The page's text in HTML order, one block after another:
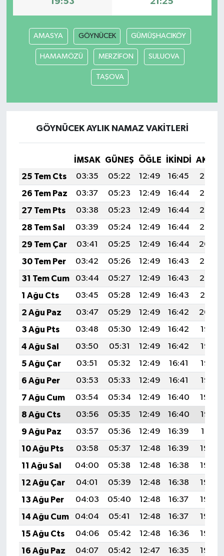
AMASYA GÖYNÜCEK GÜMÜŞHACIKÖY
HAMAMÖZÜ MERZİFON SULUOVA
TAŞOVA
GÖYNÜCEK AYLIK NAMAZ VAKITLERI
İMSAK GÜNEŞ ÖĞLE İKINDI
25 Tem Cts
03:35 05:22 12:49 16:45
20:07
26 Tem Paz
03:37 05:23 12:49 16:44
20:06
27 Tem Pts
03:38 05:23 12:49 16:44
20:06
28 Tem Sal
03:39 05:24 12:49 16:44
20:05
29 Tem Çar
03:41 05:25 12:49 16:44
20:04
30 Tem Per
03:42 05:26 12:49 16:43
20:03
31 Tem Cum
03:44 05:27 12:49 16:43
20:02
1 Ağu Cts
03:45 05:28 12:49 16:43
20:01
2 Ağu Paz
03:47 05:29 12:49 16:42
20:00
3 Ağu Pts
03:48 05:30 12:49 16:42
19:58
4 Ağu Sal
03:50 05:31 12:49 16:42
19:57
5 Ağu Çar
03:51 05:32 12:49 16:41
19:56
6 Ağu Per
03:53 05:33 12:49 16:41
19:55
7 Ağu Cum
03:54 05:34 12:49 16:40
19:54
8 Ağu Cts
03:56 05:35 12:49 16:40
19:53
9 Ağu Paz
03:57 05:36 12:49 16:39
19:51
10 Ağu Pts
03:58 05:37 12:48 16:39
19:50
11 Ağu Sal
04:00 05:38 12:48 16:38
19:49
12 Ağu Çar
04:01 05:39 12:48 16:38
19:48
13 Ağu Per
04:03 05:40 12:48 16:37
19:46
14 Ağu Cum
04:04 05:41 12:48 16:37
19:45
15 Ağu Cts
04:06 05:42 12:48 16:36
19:44
16 Ağu Paz
04:07 05:42 12:47 16:35
19:42